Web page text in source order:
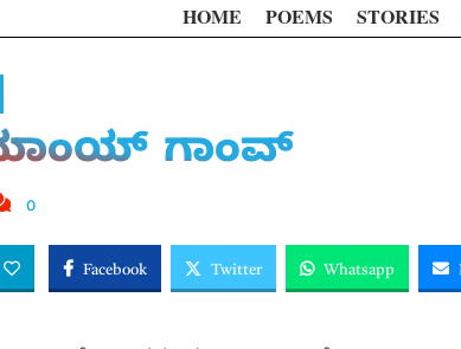
HOME POEMS STORIES
ಗಾಂವ್
0
Facebook Twitter Whatsapp